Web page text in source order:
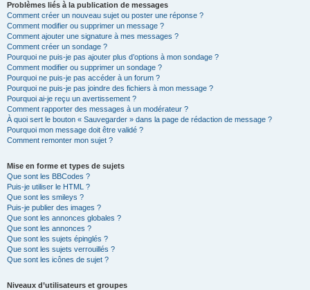
Problèmes liés à la publication de messages
Comment créer un nouveau sujet ou poster une réponse ?
Comment modifier ou supprimer un message ?
Comment ajouter une signature à mes messages ?
Comment créer un sondage ?
Pourquoi ne puis-je pas ajouter plus d’options à mon sondage ?
Comment modifier ou supprimer un sondage ?
Pourquoi ne puis-je pas accéder à un forum ?
Pourquoi ne puis-je pas joindre des fichiers à mon message ?
Pourquoi ai-je reçu un avertissement ?
Comment rapporter des messages à un modérateur ?
À quoi sert le bouton « Sauvegarder » dans la page de rédaction de message ?
Pourquoi mon message doit être validé ?
Comment remonter mon sujet ?
Mise en forme et types de sujets
Que sont les BBCodes ?
Puis-je utiliser le HTML ?
Que sont les smileys ?
Puis-je publier des images ?
Que sont les annonces globales ?
Que sont les annonces ?
Que sont les sujets épinglés ?
Que sont les sujets verrouillés ?
Que sont les icônes de sujet ?
Niveaux d’utilisateurs et groupes